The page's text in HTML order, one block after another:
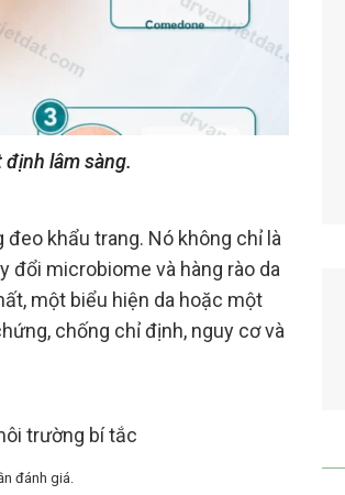
lâm sàng.
khẩu trang. Nó không chỉ là
đổi microbiome và hàng rào da
một biểu hiện da hoặc một
chống chỉ định, nguy cơ và
đánh giá.